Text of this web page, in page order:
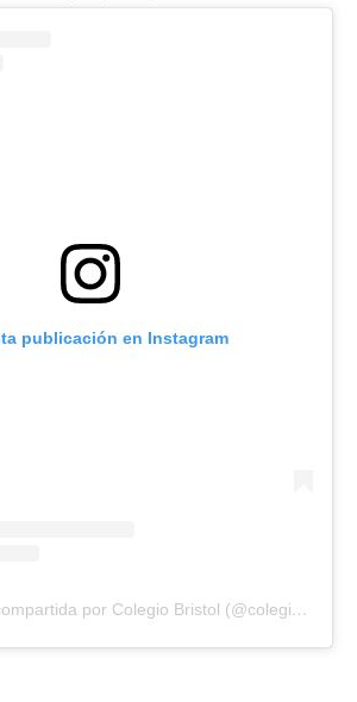
publicación en Instagram
Una publicación compartida por Colegio Bristol (@colegiobristoloficial)